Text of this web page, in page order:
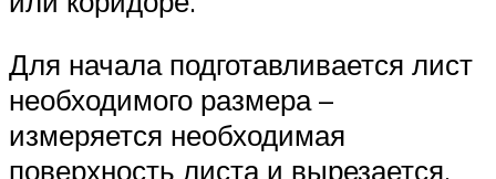
Для начала подготавливается лист
необходимого размера –
измеряется необходимая
поверхность листа и вырезается.